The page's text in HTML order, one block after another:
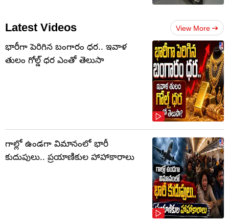
Latest Videos View More
భారీగా పెరిగిన బంగారం ధర.. ఇవాళ
తులం గోల్డ్‌ ధర ఎంతో తెలుసా
గాల్లో ఉండగా విమానంలో భారీ
కుదుపులు.. ప్రయాణికుల హాహాకారాలు